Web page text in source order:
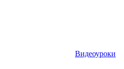
Видеоуроки